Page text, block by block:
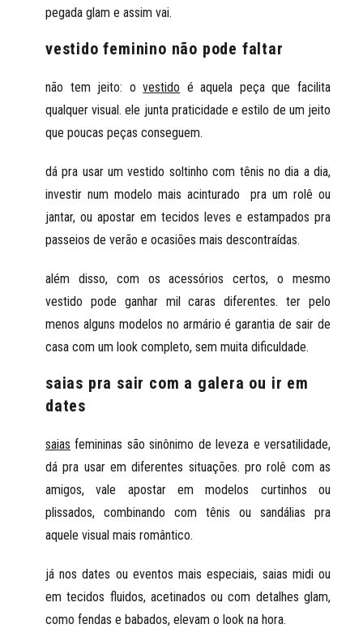
pegada glam e assim vai.
vestido feminino não pode faltar
não tem jeito: ovestido é aquela peça que facilita
qualquer visual. ele junta praticidade e estilo de um jeito
que poucas peças conseguem.
dá pra usar um vestido soltinho com tênis no dia a dia,
investir num modelo mais acinturado pra um rolê ou
jantar, ou apostar em tecidos leves e estampados pra
passeios de verão e ocasiões mais descontraídas.
além disso, com os acessórios certos, o mesmo
vestido pode ganhar mil caras diferentes. ter pelo
menos alguns modelos no armário é garantia de sair de
casa com um look completo, sem muita dificuldade.
saias pra sair com a galera ou ir em
dates
saias femininas são sinônimo de leveza e versatilidade,
dá pra usar em diferentes situações. pro rolê com as
amigos, vale apostar em modelos curtinhos ou
plissados, combinando com tênis ou sandálias pra
aquele visual mais romântico.
já nos dates ou eventos mais especiais, saias midi ou
em tecidos fluidos, acetinados ou com detalhes glam,
como fendas e babados, elevam o look na hora.